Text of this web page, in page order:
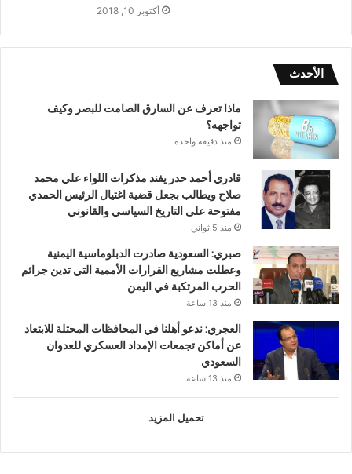
أكتوبر 10, 2018
الأحدث
ماذا تعرف عن السارق الصامت للبصر وكيف
تواجهه؟
منذ دقيقة واحدة
قادري أحمد حدر يفند مذكرات اللواء علي محمد
صلاح ويطالب بجعل قضية اغتيال الرئيس الحمدي
مفتوحة على التاريخ السياسي والقانوني
منذ 5 ثواني
صبري: السعودية صادرت الدبلوماسية اليمنية
وعطلت مشاريع القرارات الأممية التي تدين جرائم
الحرب المرتكبة في اليمن
منذ 13 ساعة
العجري: ندعو أهلنا في المحافظات المحتلة للابتعاد
عن أماكن تجمعات الإمداد العسكري للعدوان
السعودي
منذ 13 ساعة
تحميل المزيد